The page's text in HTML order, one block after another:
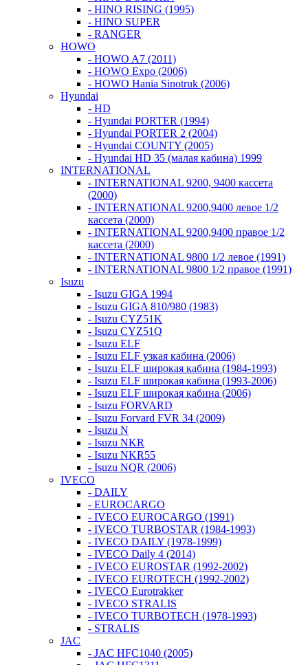
- HINO RISING (1995)
- HINO SUPER
- RANGER
HOWO
- HOWO A7 (2011)
- HOWO Expo (2006)
- HOWO Hania Sinotruk (2006)
Hyundai
- HD
- Hyundai PORTER (1994)
- Hyundai PORTER 2 (2004)
- Hyundai COUNTY (2005)
- Hyundai HD 35 (малая кабина) 1999
INTERNATIONAL
- INTERNATIONAL 9200, 9400 кассета
(2000)
- INTERNATIONAL 9200,9400 левое 1/2
кассета (2000)
- INTERNATIONAL 9200,9400 правое 1/2
кассета (2000)
- INTERNATIONAL 9800 1/2 левое (1991)
- INTERNATIONAL 9800 1/2 правое (1991)
Isuzu
- Isuzu GIGA 1994
- Isuzu GIGA 810/980 (1983)
- Isuzu CYZ51K
- Isuzu CYZ51Q
- Isuzu ELF
- Isuzu ELF узкая кабина (2006)
- Isuzu ELF широкая кабина (1984-1993)
- Isuzu ELF широкая кабина (1993-2006)
- Isuzu ELF широкая кабина (2006)
- Isuzu FORVARD
- Isuzu Forvard FVR 34 (2009)
- Isuzu N
- Isuzu NKR
- Isuzu NKR55
- Isuzu NQR (2006)
IVECO
- DAILY
- EUROCARGO
- IVECO EUROCARGO (1991)
- IVECO TURBOSTAR (1984-1993)
- IVECO DAILY (1978-1999)
- IVECO Daily 4 (2014)
- IVECO EUROSTAR (1992-2002)
- IVECO EUROTECH (1992-2002)
- IVECO Eurotrakker
- IVECO STRALIS
- IVECO TURBOTECH (1978-1993)
- STRALIS
JAC
- JAC HFC1040 (2005)